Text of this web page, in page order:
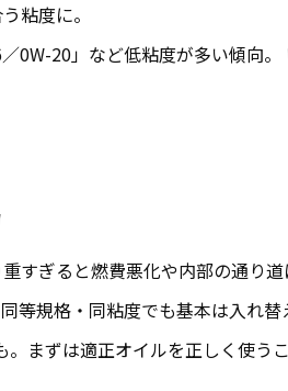
粘度に。
0W-20」など低粘度が多い傾向。
すぎると燃費悪化や内部の通り道
等規格・同粘度でも基本は入れ替
まずは適正オイルを正しく使うこ